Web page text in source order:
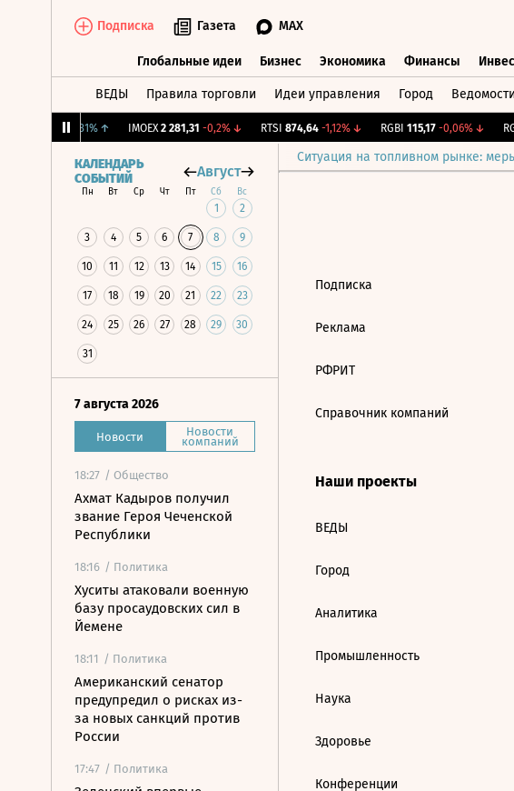
Подписка Газета MAX
Глобальные идеи Бизнес Экономика Финансы
ВЕДЫ Правила торговли Идеи управления Город
+1,31%↑ IMOEX 2 281,31 -0,2%↓ RTSI 874,64 -1,12%↓ RGBI 115,17 -0,06%↓
Ситуация на топливном рынке:
КАЛЕНДАРЬ
СОБЫТИЙ
Август
Пн Вт Ср Чт Пт Сб Вс
1 2
3 4 5 6 7 8 9
10 11 12 13 14 15 16
17 18 19 20 21 22 23
24 25 26 27 28 29 30
31
7 августа 2026
Новости Новости
компаний
18:27 / Общество
Ахмат Кадыров получил
звание Героя Чеченской
Республики
18:16 / Политика
Хуситы атаковали военную
базу просаудовских сил в
Йемене
18:11 / Политика
Американский сенатор
предупредил о рисках из-
за новых санкций против
России
17:47 / Политика
Подписка
Реклама
РФРИТ
Справочник компаний
Наши проекты
ВЕДЫ
Город
Аналитика
Промышленность
Наука
Здоровье
Конференции